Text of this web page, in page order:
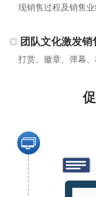
现销售过程及销售
团队文化激发销
打赏、徽章、弹幕